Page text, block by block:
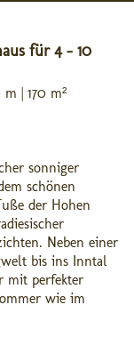
für 4 - 10
| 170 m²
sonniger
schönen
der Hohen
Neben einer
bis ins Inntal
mit perfekter
wie im